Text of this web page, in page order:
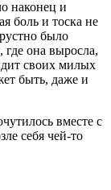
наконец и
боль и тоска не
было
где она выросла,
своих милых
быть, даже и
вместе с
себя чей-то